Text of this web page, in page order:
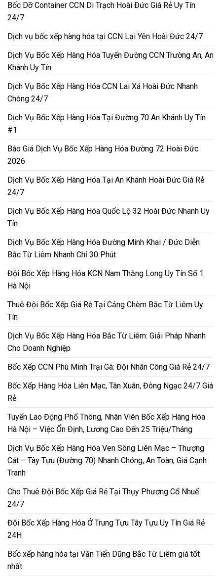
Bốc Dỡ Container CCN Di Trạch Hoài Đức Giá Rẻ Uy Tín
24/7
Dịch vụ bốc xếp hàng hóa tại CCN Lại Yên Hoài Đức 24/7
Dịch Vụ Bốc Xếp Hàng Hóa Tuyến Đường CCN Trường An, An
Khánh Uy Tín
Dịch Vụ Bốc Xếp Hàng Hóa CCN Lai Xá Hoài Đức Nhanh
Chóng 24/7
Dịch Vụ Bốc Xếp Hàng Hóa Tại Đường 70 An Khánh Uy Tín
#1
Báo Giá Dịch Vụ Bốc Xếp Hàng Hóa Đường 72 Hoài Đức
2026
Dịch Vụ Bốc Xếp Hàng Hóa Tại An Khánh Hoài Đức Giá Rẻ
24/7
Dịch Vụ Bốc Xếp Hàng Hóa Quốc Lộ 32 Hoài Đức Nhanh Uy
Tín
Dịch Vụ Bốc Xếp Hàng Hóa Đường Minh Khai / Đức Diễn
Bắc Từ Liêm Nhanh Chỉ 30 Phút
Đội Bốc Xếp Hàng Hóa KCN Nam Thăng Long Uy Tín Số 1
Hà Nội
Thuê Đội Bốc Xếp Giá Rẻ Tại Cảng Chèm Bắc Từ Liêm Uy
Tín
Dịch Vụ Bốc Xếp Hàng Hóa Bắc Từ Liêm: Giải Pháp Nhanh
Cho Doanh Nghiệp
Bốc Xếp CCN Phú Minh Trại Gà: Đội Nhân Công Giá Rẻ 24/7
Bốc Xếp Hàng Hóa Liên Mạc, Tân Xuân, Đông Ngạc 24/7 Giá
Rẻ
Tuyển Lao Động Phổ Thông, Nhân Viên Bốc Xếp Hàng Hóa
Hà Nội – Việc Ổn Định, Lương Cao Đến 25 Triệu/Tháng
Dịch Vụ Bốc Xếp Hàng Hóa Ven Sông Liên Mạc – Thượng
Cát – Tây Tựu (Đường 70) Nhanh Chóng, An Toàn, Giá Cạnh
Tranh
Cho Thuê Đội Bốc Xếp Giá Rẻ Tại Thụy Phương Cổ Nhuế
24/7
Đội Bốc Xếp Hàng Hóa Ở Trung Tựu Tây Tựu Uy Tín Giá Rẻ
24H
Bốc xếp hàng hóa tại Văn Tiến Dũng Bắc Từ Liêm giá tốt
nhất